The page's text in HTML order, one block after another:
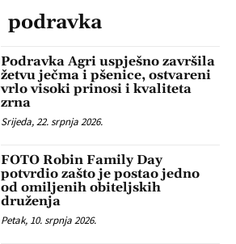
podravka
Podravka Agri uspješno završila
žetvu ječma i pšenice, ostvareni
vrlo visoki prinosi i kvaliteta
zrna
Srijeda, 22. srpnja 2026.
FOTO Robin Family Day
potvrdio zašto je postao jedno
od omiljenih obiteljskih
druženja
Petak, 10. srpnja 2026.